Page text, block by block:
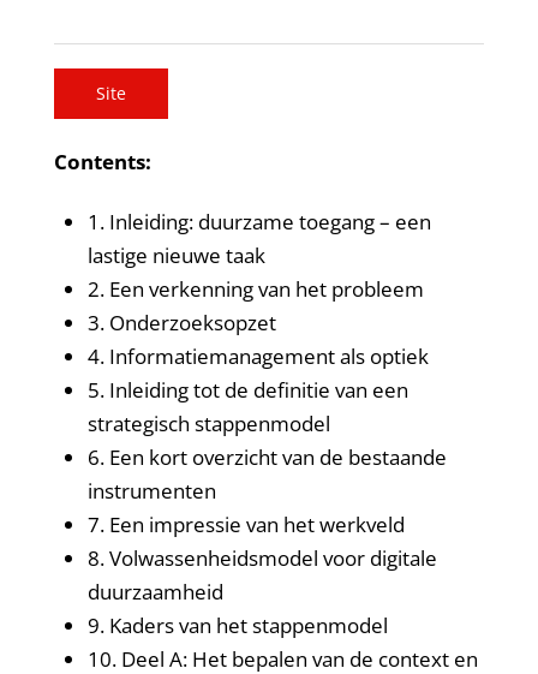
Site
Contents:
1. Inleiding: duurzame toegang – een
lastige nieuwe taak
2. Een verkenning van het probleem
3. Onderzoeksopzet
4. Informatiemanagement als optiek
5. Inleiding tot de definitie van een
strategisch stappenmodel
6. Een kort overzicht van de bestaande
instrumenten
7. Een impressie van het werkveld
8. Volwassenheidsmodel voor digitale
duurzaamheid
9. Kaders van het stappenmodel
10. Deel A: Het bepalen van de context en